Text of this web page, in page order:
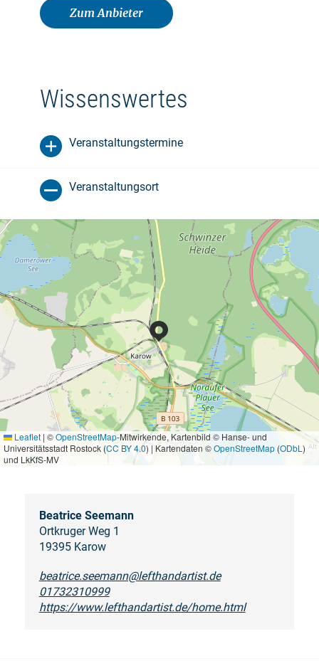
Zum Anbieter
Wissenswertes
Veranstaltungstermine
Veranstaltungsort
Leaflet | ©OpenStreetMap-Mitwirkende, Kartenbild © Hanse- und
Universitätsstadt Rostock (CC BY 4.0) | Kartendaten ©OpenStreetMap (ODbL )
und LkKfS-MV
Beatrice Seemann
Ortkruger Weg 1
19395 Karow
beatrice.seemann@lefthandartist.de
01732310999
https://www.lefthandartist.de/home.html